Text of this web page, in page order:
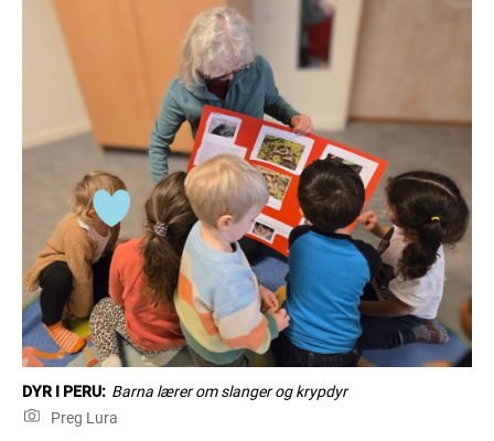
DYR I PERU: Barna lærer om slanger og krypdyr
Preg Lura